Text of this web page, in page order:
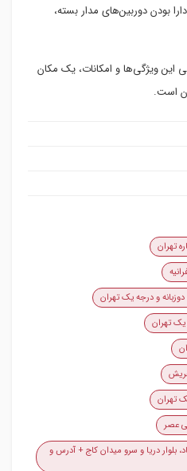
بودن دوربین‌های مدار بسته،
این ویژگی‌ها و امکانات، یک مکان
است.
و درجه یک تهران
تهران
عصر
بلوار دریا و سرو میدان کاج + آدرس و